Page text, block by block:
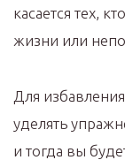
касается тех,
жизни или
Для
уделять
и тогда вы